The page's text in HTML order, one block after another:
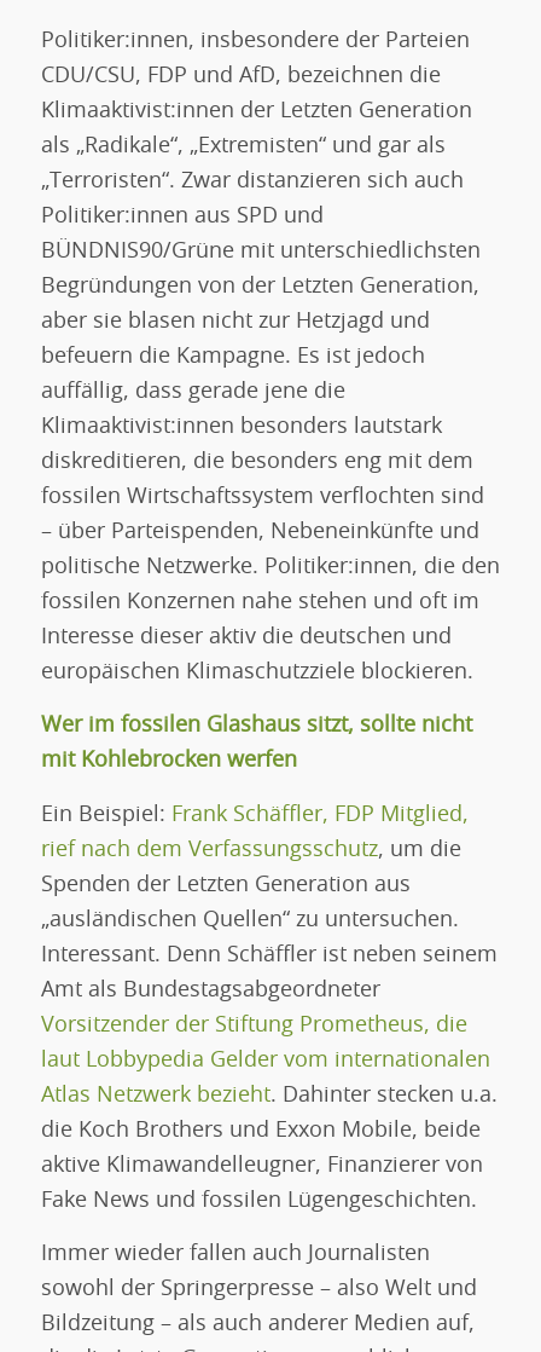
Politiker:innen, insbesondere der Parteien
CDU/CSU, FDP und AfD, bezeichnen die
Klimaaktivist:innen der Letzten Generation
als „Radikale“, „Extremisten“ und gar als
„Terroristen“. Zwar distanzieren sich auch
Politiker:innen aus SPD und
BÜNDNIS90/Grüne mit unterschiedlichsten
Begründungen von der Letzten Generation,
aber sie blasen nicht zur Hetzjagd und
befeuern die Kampagne. Es ist jedoch
auffällig, dass gerade jene die
Klimaaktivist:innen besonders lautstark
diskreditieren, die besonders eng mit dem
fossilen Wirtschaftssystem verflochten sind
– über Parteispenden, Nebeneinkünfte und
politische Netzwerke. Politiker:innen, die den
fossilen Konzernen nahe stehen und oft im
Interesse dieser aktiv die deutschen und
europäischen Klimaschutzziele blockieren.
Wer im fossilen Glashaus sitzt, sollte nicht
mit Kohlebrocken werfen
Ein Beispiel: Frank Schäffler, FDP Mitglied,
rief nach dem Verfassungsschutz, um die
Spenden der Letzten Generation aus
„ausländischen Quellen“ zu untersuchen.
Interessant. Denn Schäffler ist neben seinem
Amt als Bundestagsabgeordneter
Vorsitzender der Stiftung Prometheus, die
laut Lobbypedia Gelder vom internationalen
Atlas Netzwerk bezieht. Dahinter stecken u.a.
die Koch Brothers und Exxon Mobile, beide
aktive Klimawandelleugner, Finanzierer von
Fake News und fossilen Lügengeschichten.
Immer wieder fallen auch Journalisten
sowohl der Springerpresse – also Welt und
Bildzeitung – als auch anderer Medien auf,